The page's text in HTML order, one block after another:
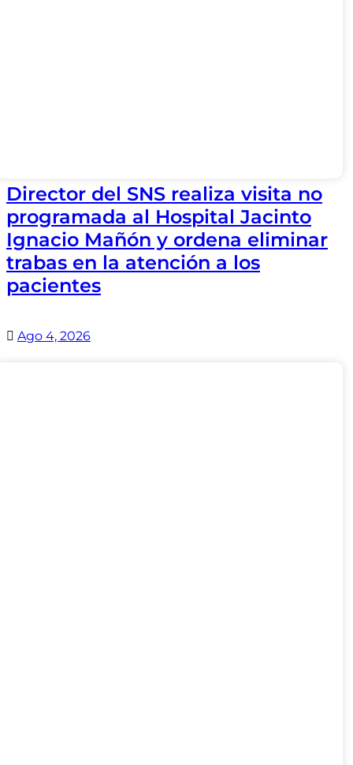
Director del SNS realiza visita no
programada al Hospital Jacinto
Ignacio Mañón y ordena eliminar
trabas en la atención a los
pacientes
Ago 4, 2026